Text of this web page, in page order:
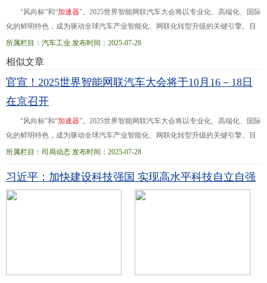
“风向标”和“加速器”。2025世界智能网联汽车大会将以专业化、高端化、国际
化的鲜明特色，成为驱动全球汽车产业智能化、网联化转型升级的关键引擎。目
前大会筹备已全面启动，更多精彩内容与嘉宾阵容将通过大会官网及官方渠道持
续发布...业发展中心、北京市经济和信息化局、北京经济技术
中国信息通信研究院、中国电子信息产业发展研究院、交通运输部公路科学研究
院等多家单位联合承办
所属栏目：汽车工业 发布时间：2025-07-28
相似文章
官宣！2025世界智能网联汽车大会将于10月16－18日
在京召开
“风向标”和“加速器”。2025世界智能网联汽车大会将以专业化、高端化、国际
化的鲜明特色，成为驱动全球汽车产业智能化、网联化转型升级的关键引擎。目
前大会筹备已全面启动，更多精彩内容与嘉宾阵容将通过大会官网及官方渠道持
会、中国汽车技术研究中心有限公司、中国汽车工程学会、中国汽车工业协会、
中国信息通信研究院、中国电子信息产业发展研究院、交通运输部公路科学研究
所属栏目：司局动态 发布时间：2025-07-28
习近平：加快建设科技强国 实现高水平科技自立自强